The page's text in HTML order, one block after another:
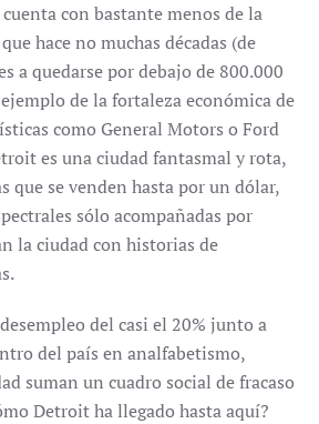
con bastante menos de la
hace no muchas décadas (de
a quedarse por debajo de 800.000
de la fortaleza económica de
como General Motors o Ford
es una ciudad fantasmal y rota,
que se venden hasta por un dólar,
sólo acompañadas por
la ciudad con historias de
del casi el 20% junto a
del país en analfabetismo,
suman un cuadro social de fracaso
Detroit ha llegado hasta aquí?